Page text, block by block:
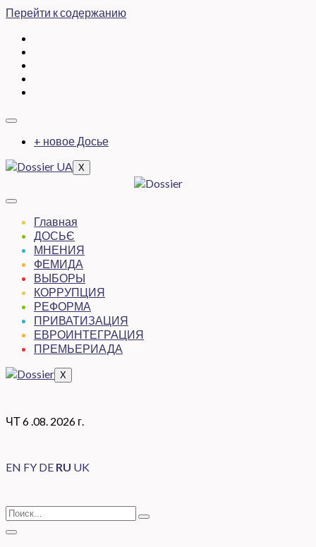
Перейти к содержанию
+ новое Досье
X
Главная
ДОСЬЄ
МНЕНИЯ
ФЕМИДА
ВЫБОРЫ
КОРРУПЦИЯ
РЕФОРМА
ПРИВАТИЗАЦИЯ
ЕВРОИНТЕГРАЦИЯ
ПРЕМЬЕРИАДА
X
ЧТ 6 .08. 2026 г.
EN FY DE RU UK